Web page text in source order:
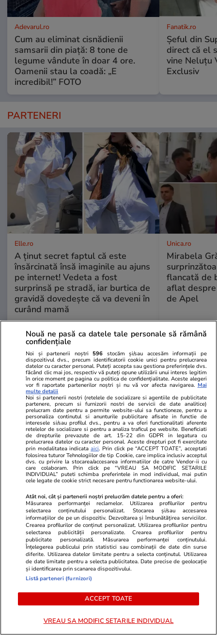
Adevarul.ro
Cum au eliminat cisnădienii
samsarii din piață: 8 tone de
legume vândute în doar 4 ore.
Oamenii stau la coadă: „E
incredibil!” FOTO
Fanatik.ro
Șeful din
direct că el
vine Neluțu
Exclusiv
PARTENERI
Elle.ro
A ținut secret faptul că este
însărcinată însă imaginile au ajuns
pe internet! Vedeta a fost
surprinsă pe stradă, iar burtica de
gravidă dovedește că va deveni în
curând mamă
Unica.ro
Mirabela
flancată de
aflat
de Apel
MONDEN
Stiri Mondene 18:18
Paula Chirilă, imagini romantice
alături de iubit în vacanța din
Grecia. Mesajul emoționant
transmis de actriță
Stiri Mondene 17:50
Ținuta purtată de Andreea
Ibacka la Untold 2026 a atras
atenția tuturor. Vedeta s-a
schimbat după divorțul de
Cabral
PARTENERI
Nouă ne pasă ca datele tale personale să rămână
confidențiale
Noi și partenerii noștri 596 stocăm și/sau accesăm informații pe
dispozitivul dvs., precum identificatorii cookie unici pentru prelucrarea
datelor cu caracter personal. Puteți accepta sau gestiona preferințele dvs.
făcând clic mai jos, respectiv vă puteți opune utilizării unui interes legitim
în orice moment pe pagina cu politica de confidențialitate. Aceste alegeri
vor fi raportate partenerilor noștri și nu vă vor afecta navigarea. Mai
multe detalii
Noi si partenerii nostri (retelele de socializare si agentiile de publicitate
partenere, precum si furnizorii nostri de servicii de date analitice)
prelucram date pentru a permite website-ului sa functioneze, pentru a
personaliza continutul si anunturile publicitare afisate in functie de
interesele si/sau profilul dvs., pentru a va oferi functionalitati aferente
retelelor de socializare si pentru a analiza traficul pe website. Beneficiati
de drepturile prevazute de art. 15-22 din GDPR in legatura cu
prelucrarea datelor cu caracter personal. Aceste drepturi pot fi exercitate
prin modalitatea indicataaici. Prin click pe “ACCEPT TOATE”, acceptati
folosirea tuturor Tehnologiilor de tip Cookie, care implica inclusiv acceptul
dvs. cu privire la stocarea/accesarea informatiilor de catre Vendor-ii cu
care colaboram. Prin click pe “VREAU SA MODIFIC SETARILE
INDIVIDUAL” puteti schimba preferintele in mod individual, mai putin
cele legate de cookie strict necesare pentru functionarea website-ului.
Atât noi, cât și partenerii noștri prelucrăm datele pentru a oferi:
Măsurarea performanței reclamelor. Utilizarea profilurilor pentru
selectarea conținutului personalizat. Stocarea și/sau accesarea
informațiilor de pe un dispozitiv. Dezvoltarea și îmbunătățirea serviciilor.
Crearea profilurilor de conținut personalizat. Utilizarea profilurilor pentru
selectarea publicității personalizate. Crearea profilurilor pentru
publicitate personalizată. Măsurarea performanței conținutului.
Înțelegerea publicului prin statistici sau combinații de date din surse
diferite. Utilizarea datelor limitate pentru a selecta conținutul. Utilizarea
de date limitate pentru a selecta publicitatea. Date precise de geolocație
și identificarea prin scanarea dispozitivului.
Listă parteneri (furnizori)
ACCEPT TOATE
VREAU SA MODIFIC SETARILE INDIVIDUAL